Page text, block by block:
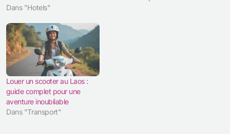
Dans "Hotels"
Louer un scooter au Laos :
guide complet pour une
aventure inoubliable
Dans "Transport"